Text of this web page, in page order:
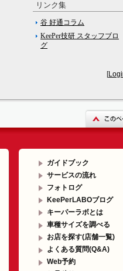
リンク集
谷 好通コラム
KeePer技研 スタッフブロ
グ
[
ガイドブック
サービスの流れ
フォトログ
KeePerLABOブログ
キーパーラボとは
車種サイズを調べる
お店を探す(店舗一覧)
よくある質問(Q&A)
Web予約